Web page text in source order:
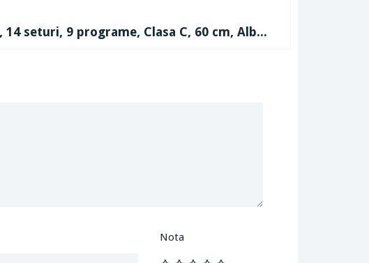
seturi, 9 programe, Clasa C, 60 cm, Alb...
Nota